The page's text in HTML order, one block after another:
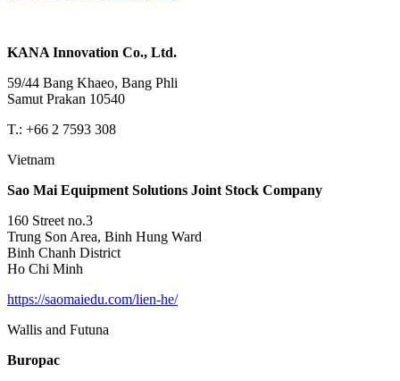
KANA Innovation Co., Ltd.
59/44 Bang Khaeo, Bang Phli
Samut Prakan 10540
T.: +66 2 7593 308
Vietnam
Sao Mai Equipment Solutions Joint Stock Company
160 Street no.3
Trung Son Area, Binh Hung Ward
Binh Chanh District
Ho Chi Minh
https://saomaiedu.com/lien-he/
Wallis and Futuna
Buropac